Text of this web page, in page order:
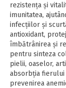
rezistența și
imunitatea,
infecțiilor și
antioxidant,
îmbătrânirea și
pentru sinteza
pielii, oaselor,
absorbția
prevenirea